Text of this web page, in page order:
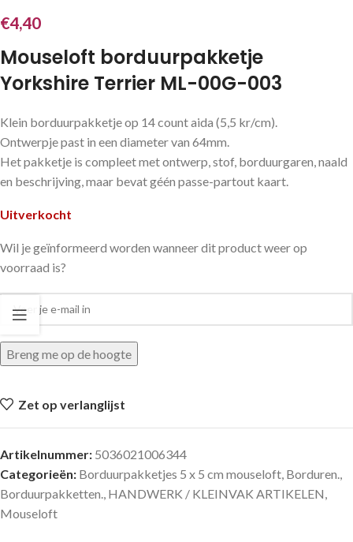
€4,40
Mouseloft borduurpakketje
Yorkshire Terrier ML-00G-003
Klein borduurpakketje op 14 count aida (5,5 kr/cm).
Ontwerpje past in een diameter van 64mm.
Het pakketje is compleet met ontwerp, stof, borduurgaren, naald
en beschrijving, maar bevat géén passe-partout kaart.
Uitverkocht
Wil je geïnformeerd worden wanneer dit product weer op
voorraad is?
Breng me op de hoogte
Zet op verlanglijst
Artikelnummer: 5036021006344
Categorieën: Borduurpakketjes 5 x 5 cm mouseloft, Borduren.,
Borduurpakketten., HANDWERK / KLEINVAK ARTIKELEN,
Mouseloft